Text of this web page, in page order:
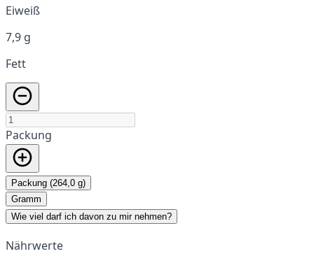
Eiweiß
7,9 g
Fett
Packung
Packung (264,0 g)
Gramm
Wie viel darf ich davon zu mir nehmen?
Nährwerte